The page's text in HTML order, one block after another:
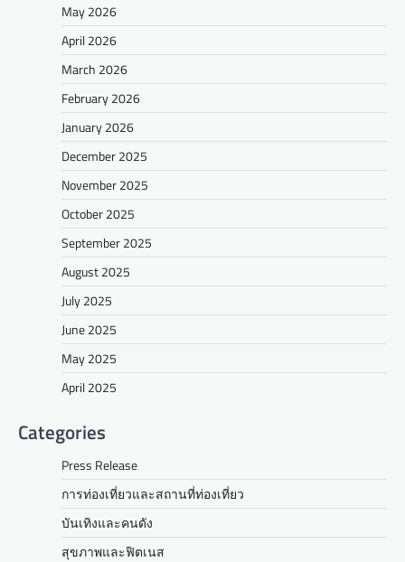
May 2026
April 2026
March 2026
February 2026
January 2026
December 2025
November 2025
October 2025
September 2025
August 2025
July 2025
June 2025
May 2025
April 2025
Categories
Press Release
การท่องเที่ยวและสถานที่ท่องเที่ยว
บันเทิงและคนดัง
สุขภาพและฟิตเนส